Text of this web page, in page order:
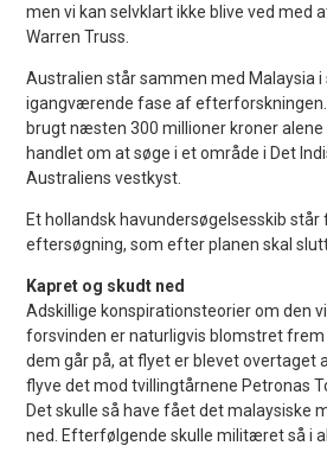
men vi kan selvklart ikke blive ved med
Warren Truss.
Australien står sammen med Malaysia i
igangværende fase af
brugt næsten 300 millioner kroner
handlet om at søge i et område i Det
Australiens vestkyst.
Et hollandsk havundersøgelsesskib
eftersøgning, som efter planen skal
Kapret og skudt ned
Adskillige konspirationsteorier om den
forsvinden er naturligvis blomstret
dem går på, at flyet er blevet overtaget
flyve det mod tvillingtårnene Petronas
Det skulle så have fået det malaysiske
ned. Efterfølgende skulle militæret så i